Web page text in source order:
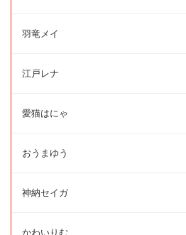
羽竜メイ
江戸レナ
愛猫はにゃ
おうまゆう
神納セイガ
かわいりむ